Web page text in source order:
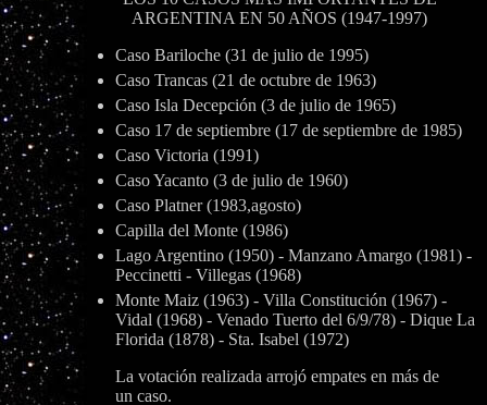
ARGENTINA EN 50 AÑOS (1947-1997)
Caso Bariloche (31 de julio de 1995)
Caso Trancas (21 de octubre de 1963)
Caso Isla Decepción (3 de julio de 1965)
Caso 17 de septiembre (17 de septiembre de 1985)
Caso Victoria (1991)
Caso Yacanto (3 de julio de 1960)
Caso Platner (1983,agosto)
Capilla del Monte (1986)
Lago Argentino (1950) - Manzano Amargo (1981) -
Peccinetti - Villegas (1968)
Monte Maiz (1963) - Villa Constitución (1967) -
Vidal (1968) - Venado Tuerto del 6/9/78) - Dique La
Florida (1878) - Sta. Isabel (1972)
La votación realizada arrojó empates en más de
un caso.